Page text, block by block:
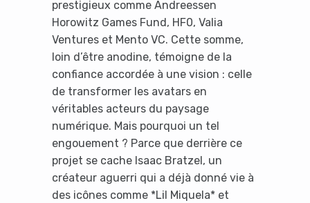
prestigieux comme Andreessen
Horowitz Games Fund, HF0, Valia
Ventures et Mento VC. Cette somme,
loin d’être anodine, témoigne de la
confiance accordée à une vision : celle
de transformer les avatars en
véritables acteurs du paysage
numérique. Mais pourquoi un tel
engouement ? Parce que derrière ce
projet se cache Isaac Bratzel, un
créateur aguerri qui a déjà donné vie à
des icônes comme *Lil Miquela* et